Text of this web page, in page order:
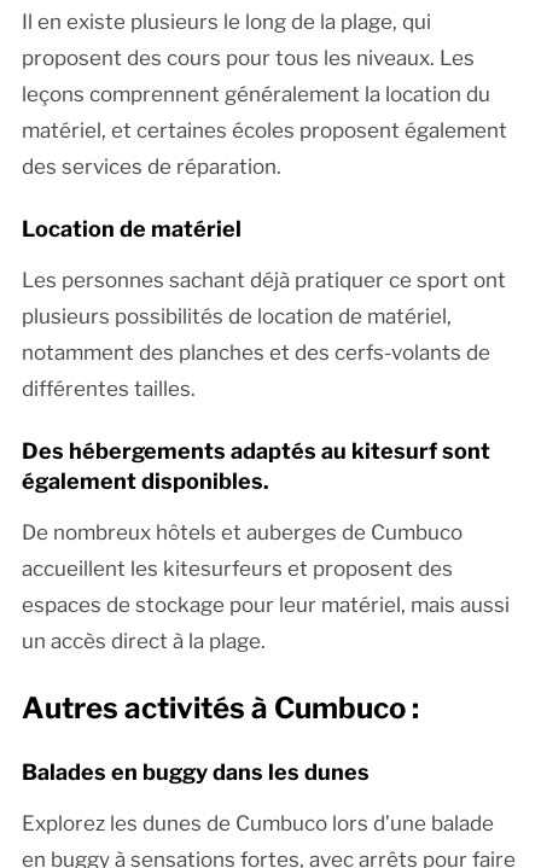
Il en existe plusieurs le long de la plage, qui
proposent des cours pour tous les niveaux. Les
leçons comprennent généralement la location du
matériel, et certaines écoles proposent également
des services de réparation.
Location de matériel
Les personnes sachant déjà pratiquer ce sport ont
plusieurs possibilités de location de matériel,
notamment des planches et des cerfs-volants de
différentes tailles.
Des hébergements adaptés au kitesurf sont
également disponibles.
De nombreux hôtels et auberges de Cumbuco
accueillent les kitesurfeurs et proposent des
espaces de stockage pour leur matériel, mais aussi
un accès direct à la plage.
Autres activités à Cumbuco :
Balades en buggy dans les dunes
Explorez les dunes de Cumbuco lors d’une balade
en buggy à sensations fortes, avec arrêts pour faire